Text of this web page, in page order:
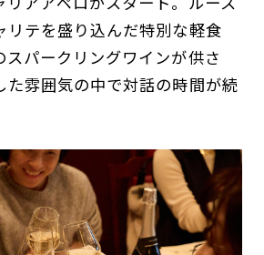
リテを盛り込んだ特別な軽食
スパークリングワインが供さ
た雰囲気の中で対話の時間が続